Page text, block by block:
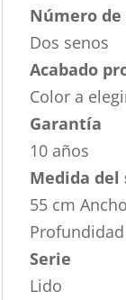
Número de
Dos senos
Acabado
Color a
Garantía
10 años
Medida del
55 cm
Profundidad
Serie
Lido